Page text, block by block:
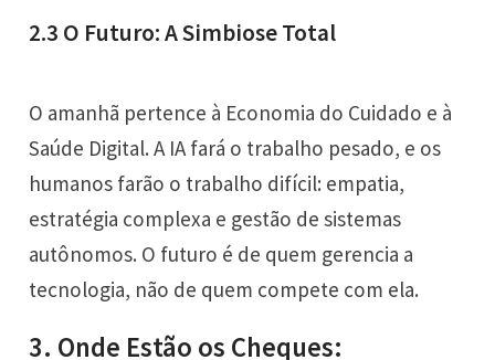
2.3 O Futuro: A Simbiose Total
O amanhã pertence à Economia do Cuidado e à
Saúde Digital. A IA fará o trabalho pesado, e os
humanos farão o trabalho difícil: empatia,
estratégia complexa e gestão de sistemas
autônomos. O futuro é de quem gerencia a
tecnologia, não de quem compete com ela.
3. Onde Estão os Cheques: